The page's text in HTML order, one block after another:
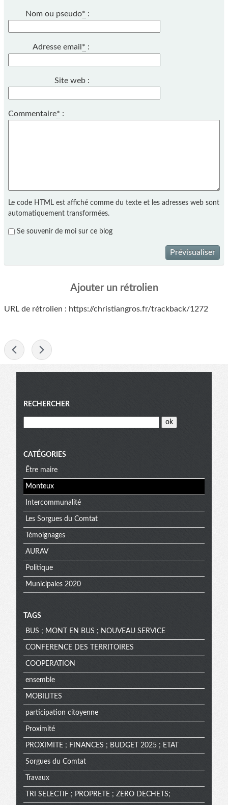
Nom ou pseudo* :
Adresse email * :
Site web :
Commentaire* :
Le code HTML est affiché comme du texte et les adresses web sont
automatiquement transformées.
Se souvenir de moi sur ce blog
Prévisualiser
Ajouter un rétrolien
URL de rétrolien : https://christiangros.fr/trackback/1272
Menu
RECHERCHER
CATÉGORIES
Être maire
Monteux
Intercommunalité
Les Sorgues du Comtat
Témoignages
AURAV
Politique
Municipales 2020
TAGS
BUS ; MONT EN BUS ; NOUVEAU SERVICE
CONFERENCE DES TERRITOIRES
COOPERATION
ensemble
MOBILITES
participation citoyenne
Proximité
PROXIMITE ; FINANCES ; BUDGET 2025 ; ETAT
Sorgues du Comtat
Travaux
TRI SELECTIF ; PROPRETE ; ZERO DECHETS;